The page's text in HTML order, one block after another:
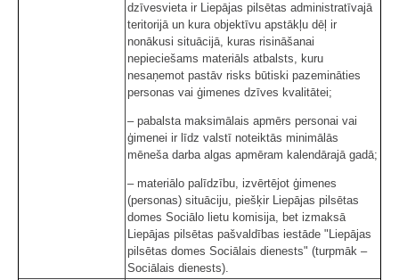
dzīvesvieta ir Liepājas pilsētas administratīvajā
teritorijā un kura objektīvu apstākļu dēļ ir
nonākusi situācijā, kuras risināšanai
nepieciešams materiāls atbalsts, kuru
nesaņemot pastāv risks būtiski pazemināties
personas vai ģimenes dzīves kvalitātei;
‒ pabalsta maksimālais apmērs personai vai
ģimenei ir līdz valstī noteiktās minimālās
mēneša darba algas apmēram kalendārajā gadā;
‒ materiālo palīdzību, izvērtējot ģimenes
(personas) situāciju, piešķir Liepājas pilsētas
domes Sociālo lietu komisija, bet izmaksā
Liepājas pilsētas pašvaldības iestāde "Liepājas
pilsētas domes Sociālais dienests" (turpmāk –
Sociālais dienests).